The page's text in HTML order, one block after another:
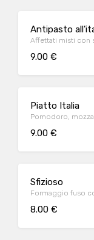
Antipasto
Affettati misti con
9.00 €
Piatto Italia
Pomodoro,
9.00 €
Sfizioso
Formaggio fuso
8.00 €